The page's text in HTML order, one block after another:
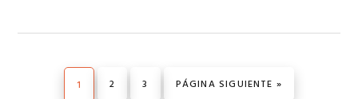
PÁGINA
1 PÁGINA
2 PÁGINA
3 IR A LA
PÁGINA SIGUIENTE »